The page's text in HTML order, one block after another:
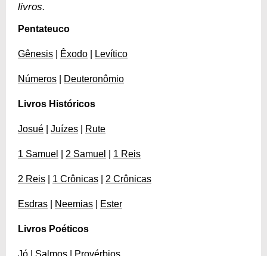
livros.
Pentateuco
Gênesis Êxodo Levítico
Números Deuteronômio
Livros Históricos
Josué Juízes Rute
1 Samuel 2 Samuel 1 Reis
2 Reis 1 Crônicas 2 Crônicas
Esdras Neemias Ester
Livros Poéticos
Jó Salmos Provérbios